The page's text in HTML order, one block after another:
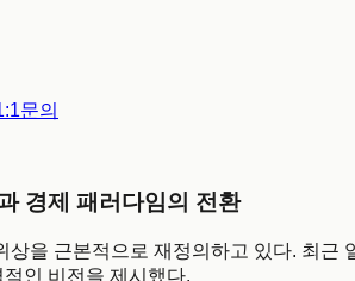
문의
경제 패러다임의 전환
을 근본적으로 재정의하고 있다. 최근
인 비전을 제시했다.